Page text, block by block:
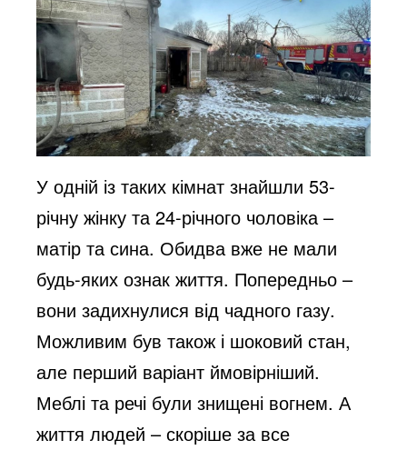
У одній із таких кімнат знайшли 53-
річну жінку та 24-річного чоловіка –
матір та сина. Обидва вже не мали
будь-яких ознак життя. Попередньо –
вони задихнулися від чадного газу.
Можливим був також і шоковий стан,
але перший варіант ймовірніший.
Меблі та речі були знищені вогнем. А
життя людей – скоріше за все